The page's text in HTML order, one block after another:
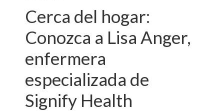
Cerca del hogar:
Conozca a Lisa Anger,
enfermera
especializada de
Signify Health